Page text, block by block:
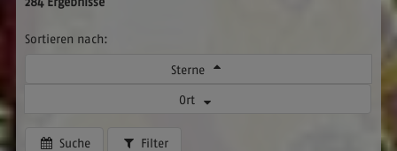
Sortieren nach:
Sterne
Ort
Suche Filter